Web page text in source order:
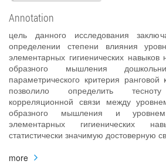
Annotation
цель данного исследования
определении степени влияния
элементарных гигиенических навыков
образного мышления
параметрического критерия
позволило определить
корреляционной связи между
образного мышления и уровнем
элементарных гигиенических
статистически значимую достоверную
more